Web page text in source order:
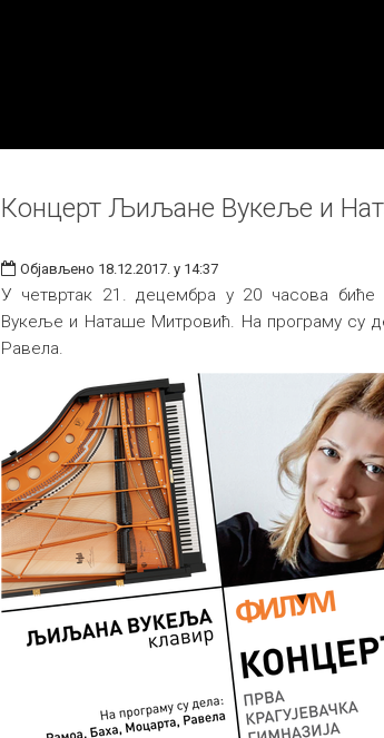
Концерт Љиљане Вукеље и
Објављено 18.12.2017. у 14:37
У четвртак 21. децембра у 20 часова
Вукеље и Наташе Митровић. На програму су
Равела.